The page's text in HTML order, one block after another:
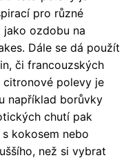
pro různé
ozdobu na
Dále se dá použít
či francouzských
citronové polevy je
například borůvky
chutí pak
kokosem nebo
než si vybrat